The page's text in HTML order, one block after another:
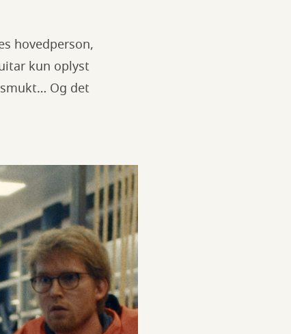
hovedperson,
kun oplyst
Og det